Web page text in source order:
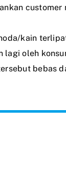
kain
lagi oleh
bebas